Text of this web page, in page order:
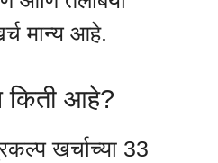
मान्य आहे.
किती आहे?
खर्चाच्या 33